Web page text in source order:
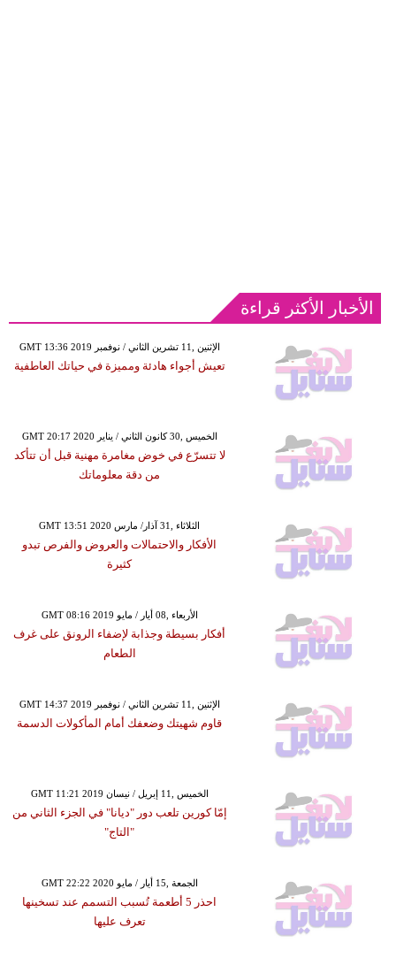
الأخبار الأكثر قراءة
GMT 13:36 2019 الإثنين ,11 تشرين الثاني / نوفمبر
تعيش أجواء هادئة ومميزة في حياتك العاطفية
GMT 20:17 2020 الخميس ,30 كانون الثاني / يناير
لا تتسرّع في خوض مغامرة مهنية قبل أن تتأكد
من دقة معلوماتك
GMT 13:51 2020 الثلاثاء ,31 آذار/ مارس
الأفكار والاحتمالات والعروض والفرص تبدو
كثيرة
GMT 08:16 2019 الأربعاء ,08 أيار / مايو
أفكار بسيطة وجذابة لإضفاء الرونق على غرف
الطعام
GMT 14:37 2019 الإثنين ,11 تشرين الثاني / نوفمبر
قاوم شهيتك وضعفك أمام المأكولات الدسمة
GMT 11:21 2019 الخميس ,11 إبريل / نيسان
إمّا كورين تلعب دور "ديانا" في الجزء الثاني من
"التاج"
GMT 22:22 2020 الجمعة ,15 أيار / مايو
احذر 5 أطعمة تُسبب التسمم عند تسخينها
تعرف عليها